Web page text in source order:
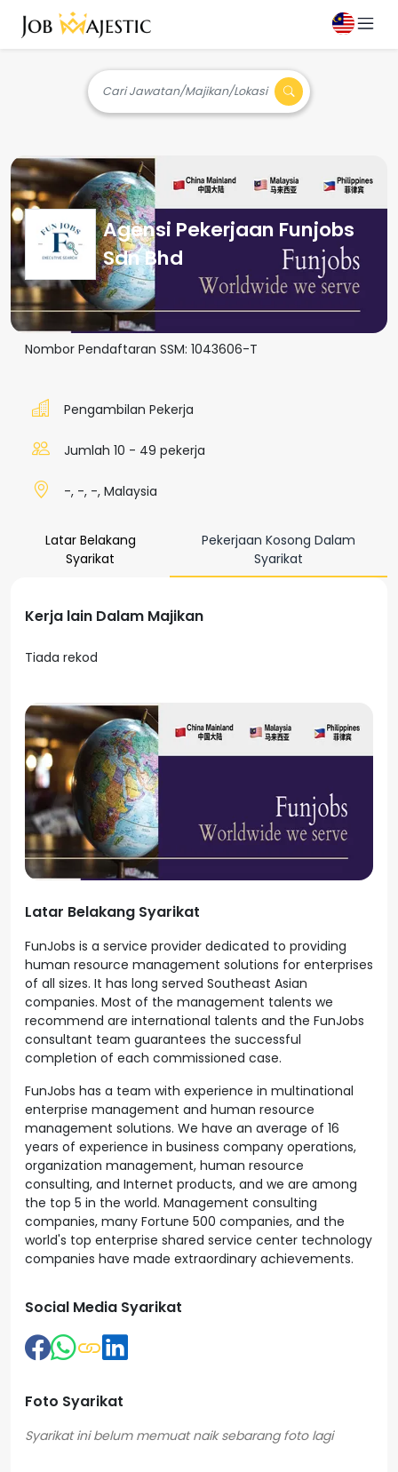
Cari Jawatan/Majikan/Lokasi
Agensi Pekerjaan Funjobs
Sdn Bhd
Nombor Pendaftaran SSM: 1043606-T
Pengambilan Pekerja
Jumlah 10 - 49 pekerja
-, -, -, Malaysia
Latar Belakang
Syarikat
Pekerjaan Kosong Dalam
Syarikat
Latar Belakang Syarikat
FunJobs is a service provider dedicated to providing
human resource management solutions for enterprises
of all sizes. It has long served Southeast Asian
companies. Most of the management talents we
recommend are international talents and the FunJobs
consultant team guarantees the successful
completion of each commissioned case.
FunJobs has a team with experience in multinational
enterprise management and human resource
management solutions. We have an average of 16
years of experience in business company operations,
organization management, human resource
consulting, and Internet products, and we are among
the top 5 in the world. Management consulting
companies, many Fortune 500 companies, and the
world's top enterprise shared service center technology
companies have made extraordinary achievements.
Social Media Syarikat
Foto Syarikat
Kerja lain Dalam Majikan
Tiada rekod